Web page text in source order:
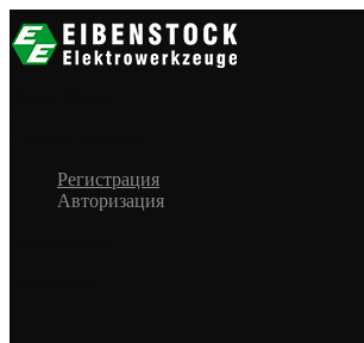
Регистрация
Авторизация